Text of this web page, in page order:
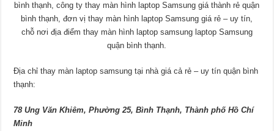
bình thạnh, công ty thay màn hình laptop Samsung giá thành rẻ quận
bình thạnh, đơn vị thay màn hình laptop Samsung giá rẻ – uy tín,
chỗ nơi địa điểm thay màn hình laptop samsung laptop Samsung
quận bình thạnh.
Địa chỉ thay màn laptop samsung tại nhà giá cả rẻ – uy tín quận bình
thạnh:
78 Ung Văn Khiêm, Phường 25, Bình Thạnh, Thành phố Hồ Chí
Minh